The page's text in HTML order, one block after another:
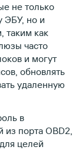
не только
ЭБУ, но и
таким как
часто
и могут
обновлять
удаленную
в
из порта OBD2,
целей